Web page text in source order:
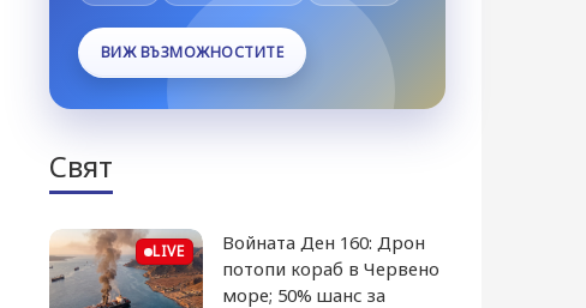
ВИЖ ВЪЗМОЖНОСТИТЕ
Свят
LIVE
Войната Ден 160: Дрон
потопи кораб в Червено
море; 50% шанс за